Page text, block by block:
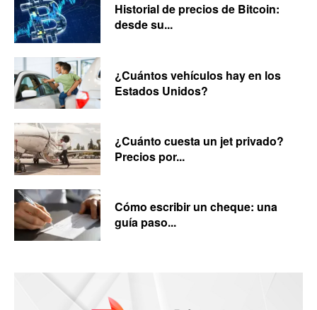
Historial de precios de Bitcoin:
desde su...
¿Cuántos vehículos hay en los
Estados Unidos?
¿Cuánto cuesta un jet privado?
Precios por...
Cómo escribir un cheque: una
guía paso...